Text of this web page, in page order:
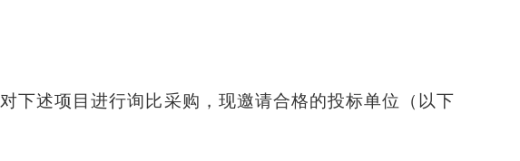
下述项目进行询比采购，现邀请合格的投标单位（以下